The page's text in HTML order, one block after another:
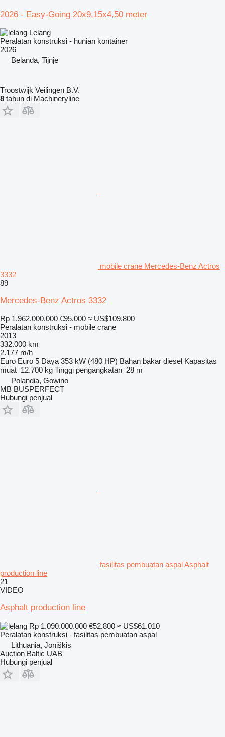
2026 - Easy-Going 20x9,15x4,50 meter
Lelang
Peralatan konstruksi - hunian kontainer
2026
Belanda, Tijnje
Troostwijk Veilingen B.V.
8 tahun di Machineryline
mobile crane Mercedes-Benz Actros
3332
89
Mercedes-Benz Actros 3332
Rp 1.962.000.000 €95.000 ≈ US$109.800
Peralatan konstruksi - mobile crane
2013
332.000 km
2.177 m/h
Euro Euro 5 Daya 353 kW (480 HP) Bahan bakar diesel Kapasitas
muat 12.700 kg Tinggi pengangkatan 28 m
Polandia, Gowino
MB BUSPERFECT
Hubungi penjual
fasilitas pembuatan aspal Asphalt
production line
21
VIDEO
Asphalt production line
Rp 1.090.000.000 €52.800 ≈ US$61.010
Peralatan konstruksi - fasilitas pembuatan aspal
Lithuania, Joniškis
Auction Baltic UAB
Hubungi penjual